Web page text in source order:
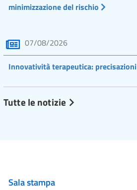
minimizzazione del rischio
07/08/2026
Innovatività terapeutica: precisazioni
Tutte le notizie
Sala stampa